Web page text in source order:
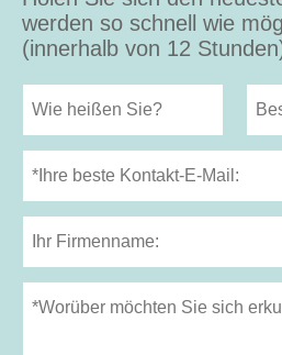
werden so schnell wie
(innerhalb von 12